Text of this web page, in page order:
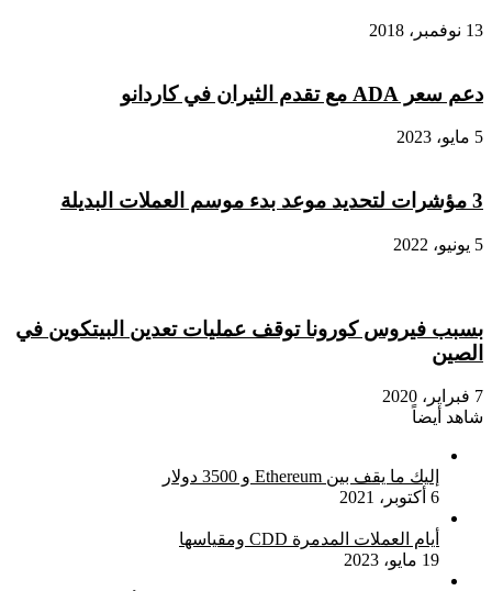
13 نوفمبر، 2018
دعم سعر ADA مع تقدم الثيران في كاردانو
5 مايو، 2023
3 مؤشرات لتحديد موعد بدء موسم العملات البديلة
5 يونيو، 2022
بسبب فيروس كورونا توقف عمليات تعدين البيتكوين في
الصين
7 فبراير، 2020
شاهد أيضاً
إليك ما يقف بين Ethereum و 3500 دولار
6 أكتوبر، 2021
أيام العملات المدمرة CDD ومقياسها
19 مايو، 2023